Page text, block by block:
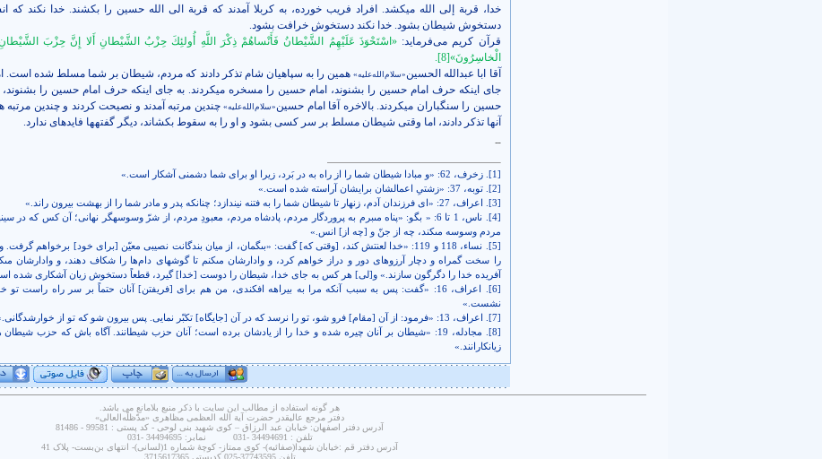
خدا، قربة إلی الله می­کشد. افراد فریب خورده، به کربلا آمدند که قربة الی الله حسین را بکشند. خدا نکند که
دستخوش شیطان بشود. خدا نکند دستخوش خرافت بشود.
قرآن کریم می‌فرماید:«اسْتَحْوَذَ عَلَيْهِمُ الشَّيْطانُ فَأَنْساهُمْ ذِكْرَ اللَّهِ أُولئِكَ حِزْبُ الشَّيْطانِ أَلا إِنَّ حِزْبَ
الْخاسِرُونَ»[8]
.
آقا ابا عبدالله الحسین«سلام‌الله‌علیه»همین را به سپاهیان شام تذکر دادند که مردم، شیطان بر شما مسلط شده است.
جای اینکه حرف امام حسین را بشنوند، امام حسین را مسخره می­کردند. به جای اینکه حرف امام حسین را بشنوند،
حسین را سنگباران می­کردند. بالاخره آقا امام حسین«سلام‌الله‌علیه»چندین مرتبه آمدند و نصیحت کردند و چندین مرتبه
آنها تذکر دادند، اما وقتی شیطان مسلط بر سر کسی بشود و او را به سقوط بکشاند، دیگر گفته­ها فایده­ای ندارد.
[1]
. زخرف، 62: «و مبادا شيطان شما را از راه به در بَرد، زيرا او براى شما دشمنى آشكار است.»
[2]
. توبه، 37: «زشتىِ اعمالشان برايشان آراسته شده است‏.»
[3]
. اعراف، 27: «اى فرزندان آدم، زنهار تا شيطان شما را به فتنه نيندازد؛ چنانكه پدر و مادر شما را از بهشت بيرون راند.»
[4]
. ناس، 1 تا 6: « بگو: «پناه مى‏برم به پروردگار مردم، پادشاه مردم، معبودِ مردم، از شرّ وسوسه‏گر نهانى؛ آن كس كه در
مردم وسوسه مى‏كند، چه از جنّ و [چه از] انس.»
[5]
. نساء، 118 و 119: «خدا لعنتش كند، [وقتى كه‏] گفت: «بى‏گمان، از ميان بندگانت نصيبى معيّن [براى خود] برخواهم گرفت.
را سخت گمراه و دچار آرزوهاى دور و دراز خواهم كرد، و وادارشان مى‏كنم تا گوشهاى دامها را شكاف دهند، و وادارشان
آفريده خدا را دگرگون سازند.» و[لى‏] هر كس به جاى خدا، شيطان را دوست [خدا] گيرد، قطعاً دستخوش زيان آشكارى شده
[6]
. اعراف، 16: «گفت: پس به سبب آنكه مرا به بيراهه افكندى، من هم براى [فريفتن‏] آنان حتماً بر سر راه راست تو
نشست.»
[7]
. اعراف، 13: «فرمود: از آن [مقام‏] فرو شو، تو را نرسد كه در آن [جايگاه‏] تكبّر نمايى. پس بيرون شو كه تو از خوارشدگانى.»
[8]
. مجادله، 19: «شيطان بر آنان چيره شده و خدا را از يادشان برده است؛ آنان حزب شيطانند. آگاه باش كه حزب شيطان
زيانكارانند.»
هر گونه استفاده از مطالب این سایت با ذکر منبع بلامانع می باشد.
دفتر مرجع عاليقدر حضرت آية الله العظمى مظاهری «مدّظلّه‌العالی»
آدرس دفتر اصفهان: خيابان عبد الرزاق – کوی شهيد بنی لوحی - کد پستی : 99581 - 81486
تلفن : 34494691 -031 نمابر: 34494695 -031
آدرس دفتر قم :خیابان شهدا(صفائیه)- کوی ممتاز- کوچۀ شماره 1(لسانی)- انتهای بن‌بست- پلاک 41
تلفن 37743595-025 کدپستی 3715617365